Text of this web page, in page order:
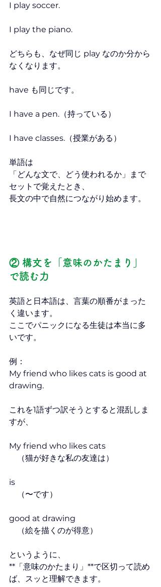
I play soccer.
I play the piano.
どちらも、なぜ同じ play なのか分から
なくなります。
have も同じです。
I have a pen.（持っている）
I have classes.（授業がある）
単語は
「どんな文で、どう使われるか」まで
セットで覚えたとき、
長文の中で自然につながり始めます。
② 構文を「意味のかたまり」
で読む力
英語と日本語は、言葉の順番がまった
く違います。
ここでパニックになる生徒は本当に多
いです。
例：
My friend who likes cats is good at
drawing.
これを1語ずつ訳そうとすると混乱しま
すが、
My friend who likes cats
（猫が好きな私の友達は）
is
（〜です）
good at drawing
（絵を描くのが得意）
というように、
**「意味のかたまり」**で区切って読め
ば、スッと理解できます。